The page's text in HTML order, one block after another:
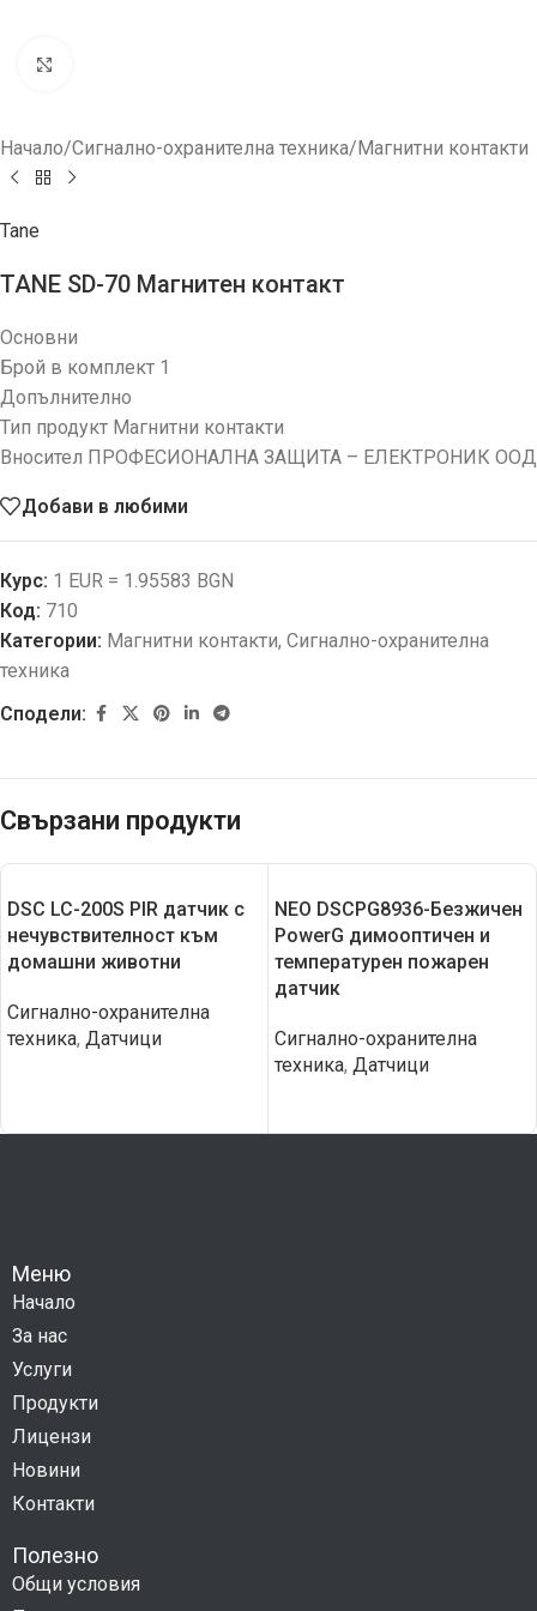
Начало/Сигнално-охранителна техника/Магнитни контакти
Tane
TANE SD-70 Магнитен контакт
Основни
Брой в комплект 1
Допълнително
Тип продукт Магнитни контакти
Вносител ПРОФЕСИОНАЛНА ЗАЩИТА – ЕЛЕКТРОНИК ООД
Добави в любими
Курс: 1 EUR = 1.95583 BGN
Код: 710
Категории: Магнитни контакти, Сигнално-охранителна
техника
Сподели:
Свързани продукти
DSC LC-200S PIR датчик с
нечувствителност към
домашни животни
Сигнално-охранителна
техника, Датчици
NEO DSCPG8936-Безжичен
PowerG димооптичен и
температурен пожарен
датчик
Сигнално-охранителна
техника, Датчици
Меню
Начало
За нас
Услуги
Продукти
Лицензи
Новини
Контакти
Полезно
Общи условия